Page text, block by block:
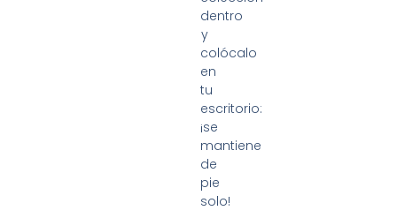
dentro
y
colócalo
en
tu
escritorio:
¡se
mantiene
de
pie
solo!